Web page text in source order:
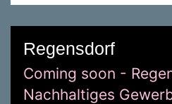
Regensdorf
Coming soon -
Nachhaltiges